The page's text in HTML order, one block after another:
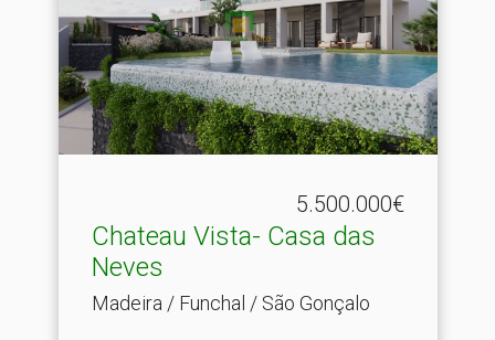
5.500.000€
Chateau Vista- Casa das
Neves
Madeira / Funchal / São Gonçalo